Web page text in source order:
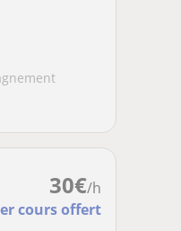
30€/h
cours offert